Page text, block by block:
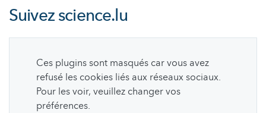
Suivezscience.lu
Ces plugins sont masqués car vous avez
refusé les cookies liés aux réseaux sociaux.
Pour les voir, veuillez changer vos
préférences.